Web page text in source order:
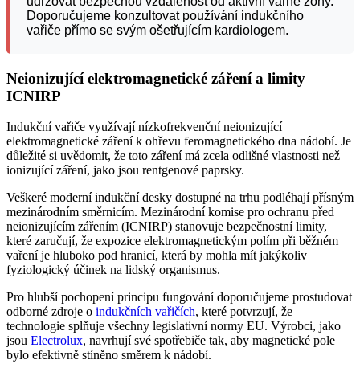
Doporučujeme konzultovat používání indukčního
vařiče přímo se svým ošetřujícím kardiologem.
Neionizující elektromagnetické záření a limity
ICNIRP
Indukční vařiče využívají nízkofrekvenční neionizující
elektromagnetické záření k ohřevu feromagnetického dna nádobí. Je
důležité si uvědomit, že toto záření má zcela odlišné vlastnosti než
ionizující záření, jako jsou rentgenové paprsky.
Veškeré moderní indukční desky dostupné na trhu podléhají přísným
mezinárodním směrnicím. Mezinárodní komise pro ochranu před
neionizujícím zářením (ICNIRP) stanovuje bezpečnostní limity,
které zaručují, že expozice elektromagnetickým polím při běžném
vaření je hluboko pod hranicí, která by mohla mít jakýkoliv
fyziologický účinek na lidský organismus.
Pro hlubší pochopení principu fungování doporučujeme prostudovat
odborné zdroje o indukčních vařičích, které potvrzují, že
technologie splňuje všechny legislativní normy EU. Výrobci, jako
jsou Electrolux, navrhují své spotřebiče tak, aby magnetické pole
bylo efektivně stíněno směrem k nádobí.